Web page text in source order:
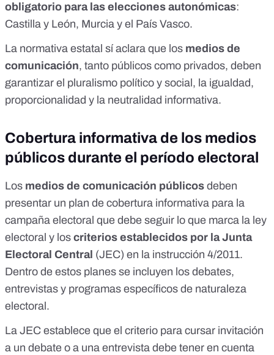
obligatorio para las elecciones autonómicas:
Castilla y León, Murcia y el País Vasco.
La normativa estatal sí aclara que los medios de
comunicación, tanto públicos como privados, deben
garantizar el pluralismo político y social, la igualdad,
proporcionalidad y la neutralidad informativa.
Cobertura informativa de los medios
públicos durante el período electoral
Los medios de comunicación públicos deben
presentar un plan de cobertura informativa para la
campaña electoral que debe seguir lo que marca la ley
electoral y los criterios establecidos por la Junta
Electoral Central (JEC) en la instrucción 4/2011.
Dentro de estos planes se incluyen los debates,
entrevistas y programas específicos de naturaleza
electoral .
La JEC establece que el criterio para cursar invitación
a un debate o a una entrevista debe tener en cuenta